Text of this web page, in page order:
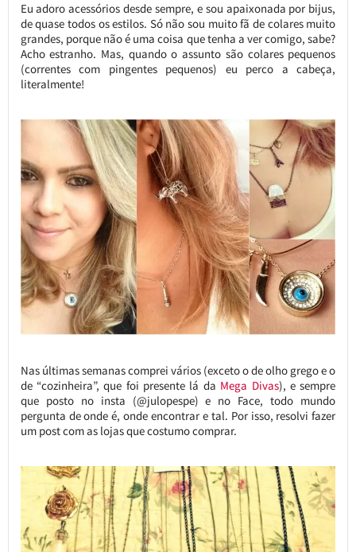
Eu adoro acessórios desde sempre, e sou apaixonada por bijus,
de quase todos os estilos. Só não sou muito fã de colares muito
grandes, porque não é uma coisa que tenha a ver comigo, sabe?
Acho estranho. Mas, quando o assunto são colares pequenos
(correntes com pingentes pequenos) eu perco a cabeça,
literalmente!
Nas últimas semanas comprei vários (exceto o de olho grego e o
de “cozinheira”, que foi presente lá da Mega Divas), e sempre
que posto no insta (@julopespe) e no Face, todo mundo
pergunta de onde é, onde encontrar e tal. Por isso, resolvi fazer
um post com as lojas que costumo comprar.